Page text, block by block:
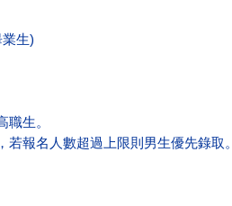
生)
職生。
若報名人數超過上限則男生優先錄取。